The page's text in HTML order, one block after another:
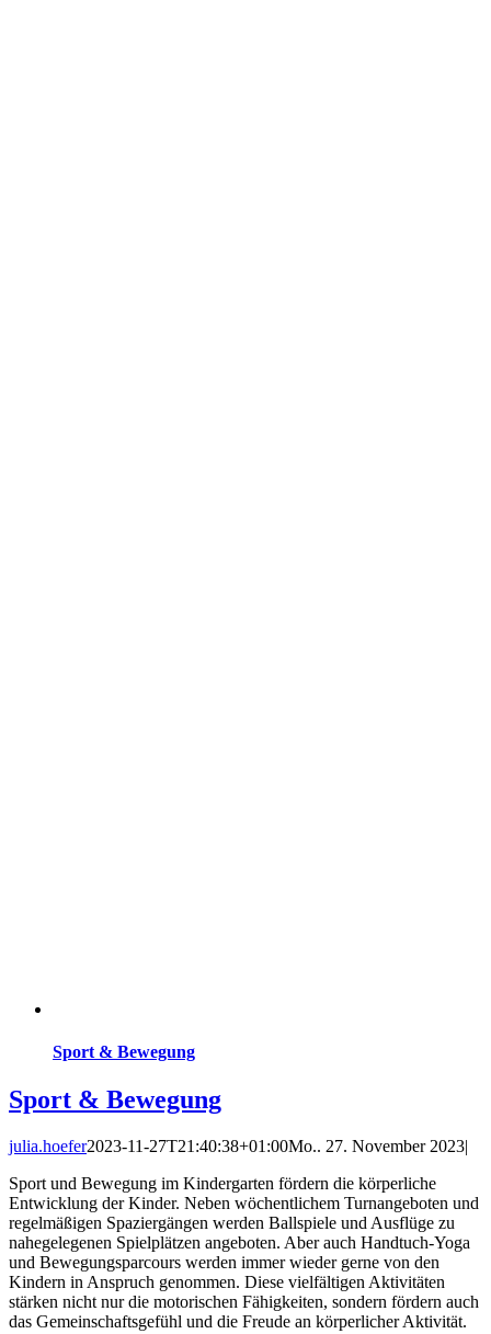
Sport & Bewegung
Sport & Bewegung
julia.hoefer2023-11-27T21:40:38+01:00Mo.. 27. November 2023|
Sport und Bewegung im Kindergarten fördern die körperliche
Entwicklung der Kinder. Neben wöchentlichem Turnangeboten und
regelmäßigen Spaziergängen werden Ballspiele und Ausflüge zu
nahegelegenen Spielplätzen angeboten. Aber auch Handtuch-Yoga
und Bewegungsparcours werden immer wieder gerne von den
Kindern in Anspruch genommen. Diese vielfältigen Aktivitäten
stärken nicht nur die motorischen Fähigkeiten, sondern fördern auch
das Gemeinschaftsgefühl und die Freude an körperlicher Aktivität.